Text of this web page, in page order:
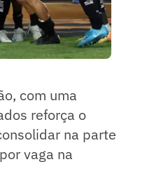
com uma
reforça o
na parte
vaga na